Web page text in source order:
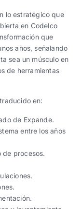
lo estratégico que
en Codelco
que
años, señalando
sea un músculo en
de herramientas
en:
de Expande.
entre los años
de procesos.